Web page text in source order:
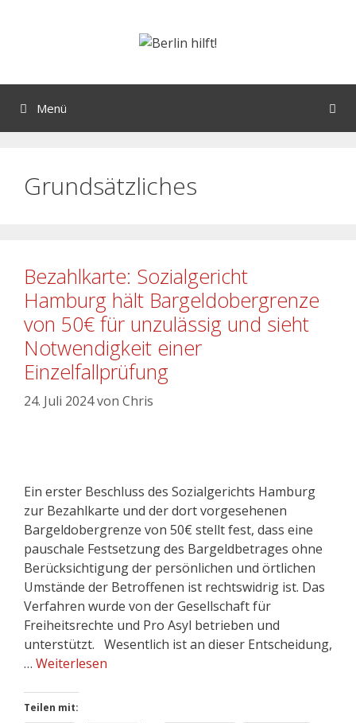
Menü
Grundsätzliches
Bezahlkarte: Sozialgericht
Hamburg hält Bargeldobergrenze
von 50€ für unzulässig und sieht
Notwendigkeit einer
Einzelfallprüfung
24. Juli 2024von Chris
Ein erster Beschluss des Sozialgerichts Hamburg
zur Bezahlkarte und der dort vorgesehenen
Bargeldobergrenze von 50€ stellt fest, dass eine
pauschale Festsetzung des Bargeldbetrages ohne
Berücksichtigung der persönlichen und örtlichen
Umstände der Betroffenen ist rechtswidrig ist. Das
Verfahren wurde von der Gesellschaft für
Freiheitsrechte und Pro Asyl betrieben und
unterstützt. Wesentlich ist an dieser Entscheidung,
… Weiterlesen
Teilen mit: